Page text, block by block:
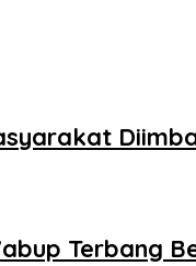
Terbang